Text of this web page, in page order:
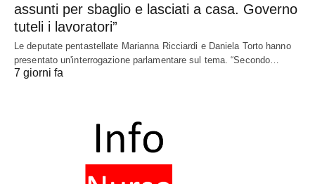
assunti per sbaglio e lasciati a casa. Governo
tuteli i lavoratori”
Le deputate pentastellate Marianna Ricciardi e Daniela Torto hanno
presentato un'interrogazione parlamentare sul tema. “Secondo…
7 giorni fa